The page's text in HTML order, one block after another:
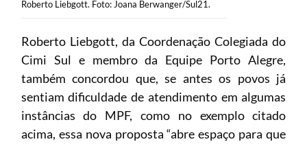
Roberto Liebgott. Foto: Joana Berwanger/Sul21.
Roberto Liebgott, da Coordenação Colegiada do
Cimi Sul e membro da Equipe Porto Alegre,
também concordou que, se antes os povos já
sentiam dificuldade de atendimento em algumas
instâncias do MPF, como no exemplo citado
acima, essa nova proposta “abre espaço para que